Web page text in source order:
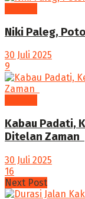
Niki Paleg,
30 Juli 2025
9
Kabau Padati,
Ditelan Zaman ‎
30 Juli 2025
16
Next Post